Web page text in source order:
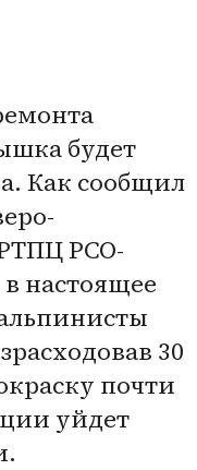
будет
Как сообщил
РСО-
настоящее
30
почти
уйдет